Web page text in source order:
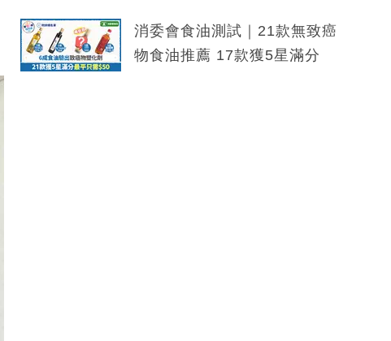
消委會食油測試｜21款無致癌
物食油推薦 17款獲5星滿分